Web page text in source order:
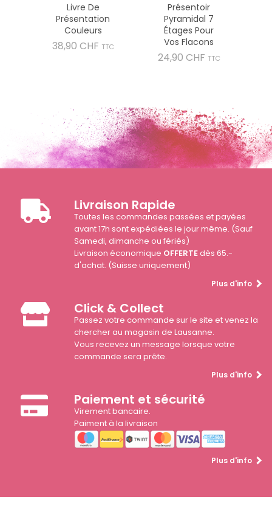
Livre De
Présentation
Couleurs
38,90 CHF Prix
TTC
Présentoir
Pyramidal 7
Étages Pour
Vos Flacons
24,90 CHF Prix
TTC
Livraison Rapide
Toutes les commandes passées et payées
avant 17h sont expédiées le jour même. (Sauf
Samedi, dimanche ou fériés)
Livraison économique OFFERTEdès 65.-
d'achat. (Suisse uniquement)
Plus d'info
Click & Collect
Passez votre commande sur le site et venez la
chercher au magasin de Lausanne.
Vous recevez un message lorsque votre
commande sera prête.
Plus d'info
Paiement et sécurité
Virement bancaire.
Paiment à la livraison
Plus d'info